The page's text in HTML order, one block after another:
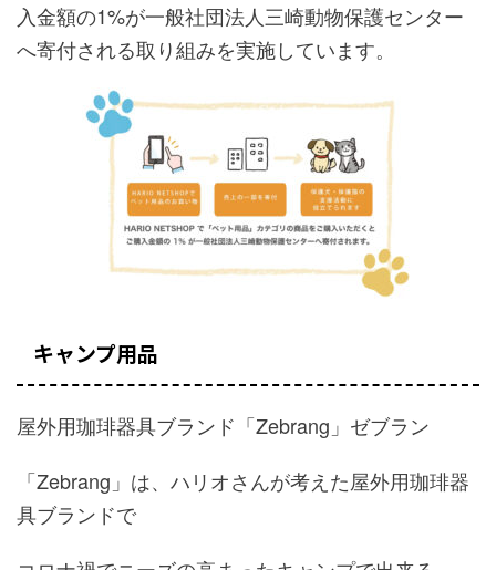
入金額の1%が一般社団法人三崎動物保護センター
へ寄付される取り組みを実施しています。
キャンプ用品
屋外用珈琲器具ブランド「Zebrang」ゼブラン
「Zebrang」は、ハリオさんが考えた屋外用珈琲器
具ブランドで